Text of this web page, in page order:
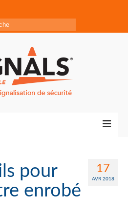
17
AVR 2018
pour
enrobé